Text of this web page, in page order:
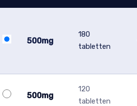
500mg
180
tabletten
500mg
120
tabletten